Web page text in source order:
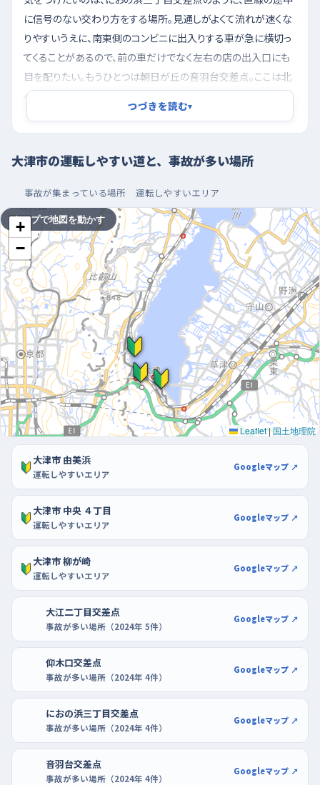
に信号のない交わり方をする場所。見通しがよくて流れが速くな
りやすいうえに、南東側のコンビニに出入りする車が急に横切っ
てくることがあるので、前の車だけでなく左右の店の出入口にも
目を配りたい。もうひとつは朝日が丘の音羽台交差点。ここは北
へ向かってゆるやかに下っていて、信号がないぶん自然と速度が
乗る。西側にコンビニがあり、そこへ入ろうとする車が減速するの
で、下り坂で車間が詰まりやすい。坂の途中では早めにアクセル
を緩めておくと安心だ。本堅田の仰木口交差点は信号のある交
曲がってくることがあるので、右折待ちのときは対向車の陰を意
識するといい。
走るなら朝の早い時間、駐車はショッピングセンター
の広い区画で
一人で練習するなら、まだ車も人も動き出す前の早朝がいちば
ん気楽だ。夕方に近い時間帯は買い物や帰宅の車が重なって流
れが読みにくくなるので、慣れるまでは避けたほうが落ち着いて
走れる。駐車の練習は、区画が広く通路にゆとりのあるショッピン
グセンターがおすすめで、イオンタウンアヤハプラザやBRANCH
大津京なら、開店直後の空いている時間に端のほうへ止めれば、
切り返しを何度でも試せる。前向きで入れる、下がって入れる、と
いう順に段階を踏むと、湖岸の道に戻ったときの余裕がまるで違
ってくる。
つづきを読む▾
大津市の運転しやすい道と、事故が多い場所
事故が集まっている場所 運転しやすいエリア
+
−
Leaflet|国土地理院
タップで地図を動かす
大津市 由美浜
運転しやすいエリア
Googleマップ ↗
大津市 中央 ４丁目
運転しやすいエリア
Googleマップ ↗
大津市 柳が崎
運転しやすいエリア
Googleマップ ↗
大江二丁目交差点
事故が多い場所（2024年 5件）
Googleマップ ↗
仰木口交差点
事故が多い場所（2024年 4件）
Googleマップ ↗
におの浜三丁目交差点
事故が多い場所（2024年 4件）
Googleマップ ↗
音羽台交差点
事故が多い場所（2024年 4件）
Googleマップ ↗